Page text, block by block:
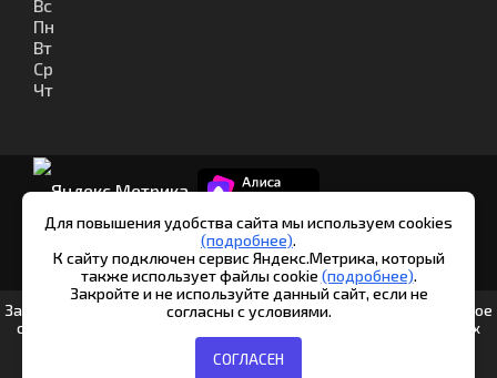
Вс
Пн
Вт
Ср
Чт
© Шипуново инфо. 2013-2026
Для повышения удобства сайта мы используем cookies
(подробнее).
К сайту подключен сервис Яндекс.Метрика, который
также использует файлы cookie (подробнее).
Закройте и не используйте данный сайт, если не
согласны с условиями.
СОГЛАСЕН
Заполняя любые формы на данном сайте вы подтверждаете свое
совершеннолетие и соглашаетесь на обработку персональных
данных в соответствии с Условиями.
Согласие на обработку данных Яндекс.Метрика